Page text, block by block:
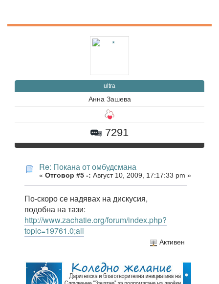
ultra
Анна Зашева
7291
Re: Покана от омбудсмана
« Отговор #5 -: Август 10, 2009, 17:17:33 pm »
По-скоро се надявах на дискусия,
подобна на тази:
http://www.zachatie.org/forum/index.php?
topic=19761.0;all
Активен